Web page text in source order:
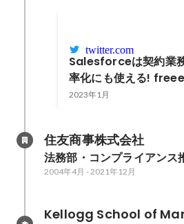
twitter.com
Salesforceは契約業
率化にも使える!
がまず取り組んだのは
2023年1月
住友商事株式会社
法務部・コンプライアンス
2004年4月 -2021年12月
Kellogg School of